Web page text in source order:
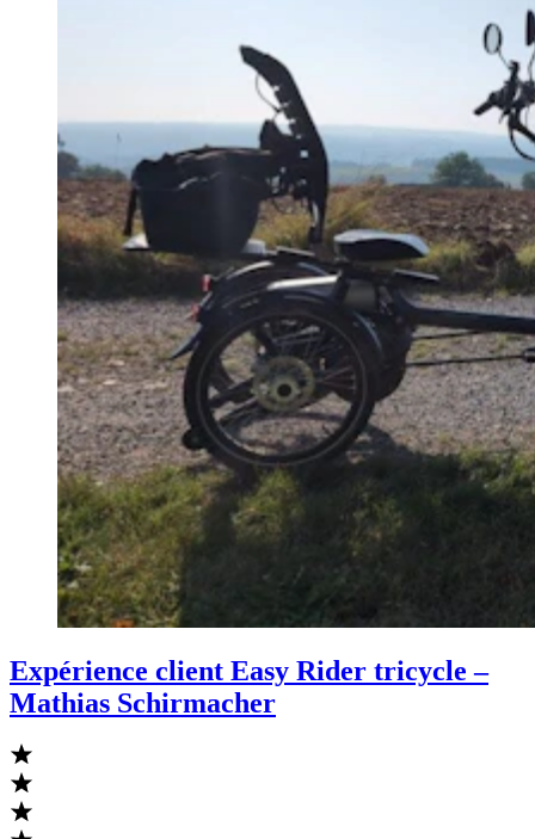
Expérience client Easy Rider tricycle –
Mathias Schirmacher